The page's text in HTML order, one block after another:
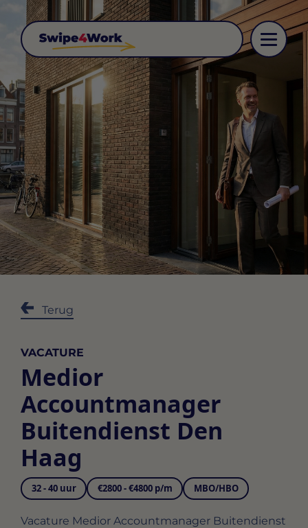
Terug
VACATURE
Medior
Accountmanager
Buitendienst Den
Haag
32 - 40 uur €2800 - €4800 p/m MBO/HBO
Vacature Medior Accountmanager Buitendienst